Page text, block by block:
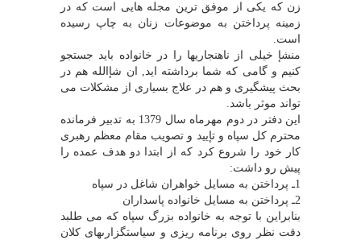
زن که یکى از موفق ترین مجله هایى است که در
زمینه پرداختن به موضوعات زنان به چاپ رسیده
است.
منشإ خیلى از ناهنجاریها را در خانواده باید جستجو
کنیم و گامى که شما برداشته اید, ان شإالله هم در
بحث پیشگیرى و هم در علاج بسیارى از مشکلات مى
تواند موثر باشد.
این دفتر در دوم مهرماه سال 1379 به تدبیر فرمانده
محترم کل سپاه و تإیید و تصویب مقام معظم رهبرى
کار خود را شروع کرد که از ابتدا دو هدف عمده را
پیش رو داشت:
1ـ پرداختن به مسایل خواهران شاغل در سپاه
2ـ پرداختن به مسایل خانواده پاسداران
بنابراین با توجه به خانواده بزرگ سپاه که مى طلبد
دقت نظر روى برنامه ریزى و سیاستگزارىهاى کلان